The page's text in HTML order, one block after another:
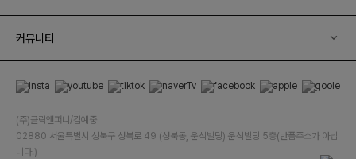
커뮤니티
(주)클릭앤퍼니/김예중
02880 서울특별시 성북구 성북로 49 (성북동, 운석빌딩) 운석빌딩 5층(반품주소가 아닙
니다.)